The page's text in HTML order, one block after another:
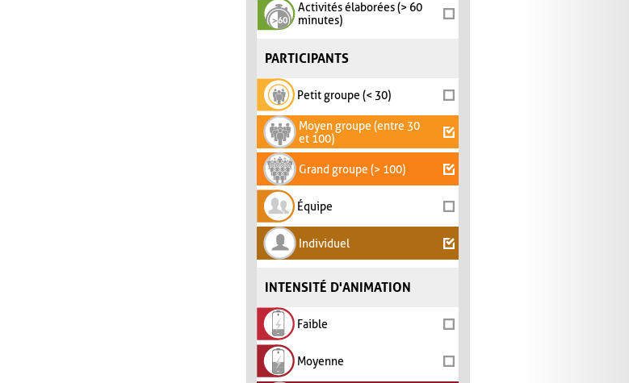
Activités élaborées (> 60
minutes)
PARTICIPANTS
Petit groupe (< 30)
Moyen groupe (entre 30
et 100)
Grand groupe (> 100)
Équipe
Individuel
INTENSITÉ D'ANIMATION
Faible
Moyenne